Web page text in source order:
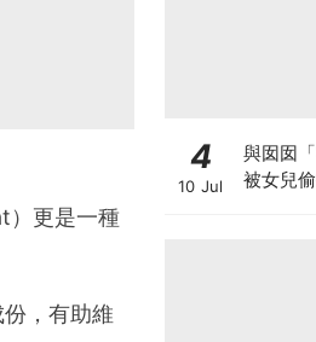
）更是一種
，有助維
4
10 Jul
與囡囡
被女兒